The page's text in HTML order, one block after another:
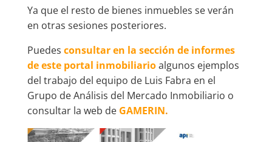
Ya que el resto de bienes inmuebles se verán
en otras sesiones posteriores.
Puedes consultar en la sección de informes
de este portal inmobiliarioalgunos ejemplos
del trabajo del equipo de Luis Fabra en el
Grupo de Análisis del Mercado Inmobiliario o
consultar la web de GAMERIN.